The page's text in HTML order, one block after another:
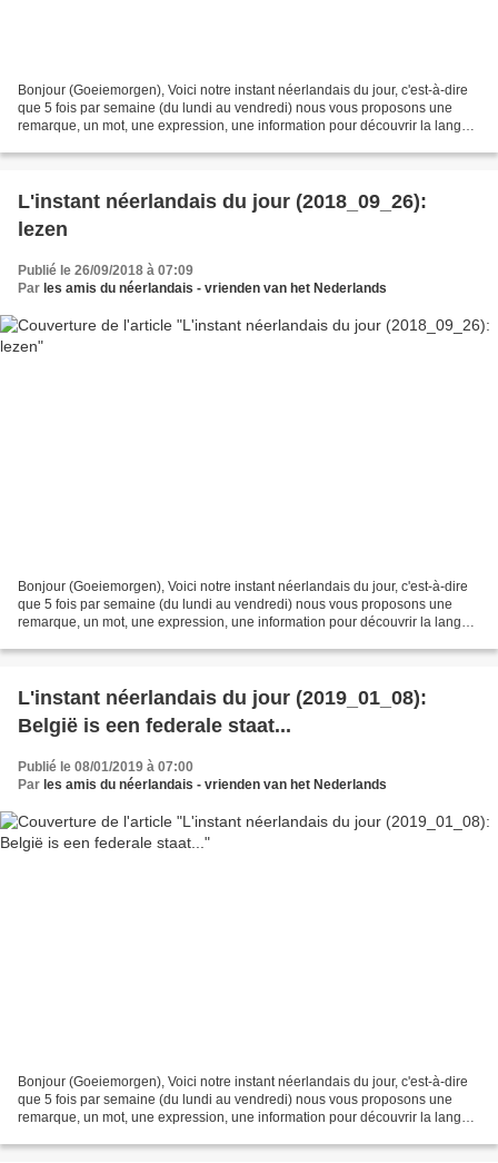
Bonjour (Goeiemorgen), Voici notre instant néerlandais du jour, c'est-à-dire
que 5 fois par semaine (du lundi au vendredi) nous vous proposons une
remarque, un mot, une expression, une information pour découvrir la langue
L'instant néerlandais du jour (2018_09_26):
lezen
Publié le 26/09/2018 à 07:09
Par les amis du néerlandais - vrienden van het Nederlands
Bonjour (Goeiemorgen), Voici notre instant néerlandais du jour, c'est-à-dire
que 5 fois par semaine (du lundi au vendredi) nous vous proposons une
remarque, un mot, une expression, une information pour découvrir la langue
L'instant néerlandais du jour (2019_01_08):
België is een federale staat...
Publié le 08/01/2019 à 07:00
Par les amis du néerlandais - vrienden van het Nederlands
Bonjour (Goeiemorgen), Voici notre instant néerlandais du jour, c'est-à-dire
que 5 fois par semaine (du lundi au vendredi) nous vous proposons une
remarque, un mot, une expression, une information pour découvrir la langue